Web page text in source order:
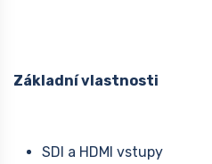
Základní vlastnosti
SDI a HDMI vstupy